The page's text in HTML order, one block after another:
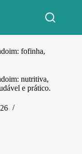
fofinha,
nutritiva,
e prático.